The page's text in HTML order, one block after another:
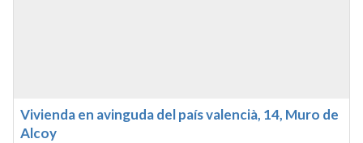
Vivienda en avinguda del país valencià, 14, Muro de
Alcoy